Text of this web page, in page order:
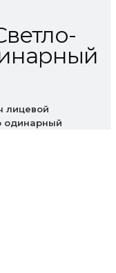
лицевой
одинарный